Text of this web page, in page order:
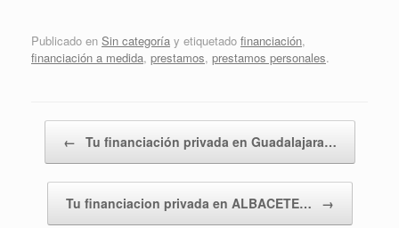
Publicado en Sin categoría y etiquetado financiación,
financiación a medida, prestamos, prestamos personales.
← Tu financiación privada en Guadalajara…
Tu financiacion privada en ALBACETE… →